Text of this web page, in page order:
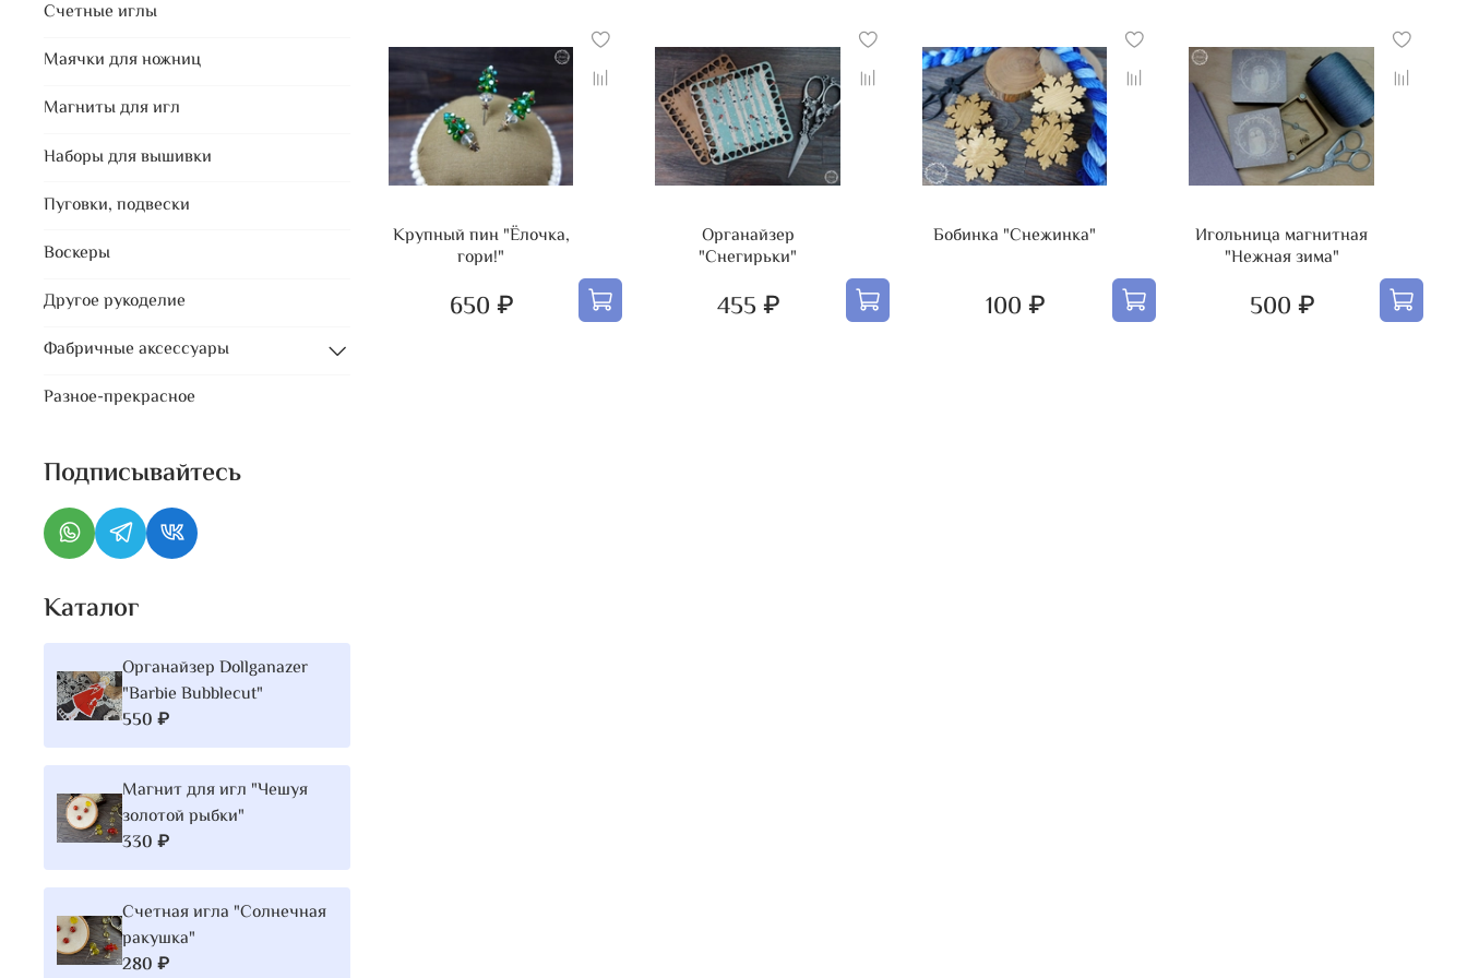
Крупный пин "Ёлочка,
гори!"
650 ₽
Органайзер
"Снегирьки"
455 ₽
Бобинка "Снежинка"
100 ₽
Игольница магнитная
"Нежная зима"
500 ₽
Счетные иглы
Маячки для ножниц
Магниты для игл
Наборы для вышивки
Пуговки, подвески
Воскеры
Другое рукоделие
Фабричные аксессуары
Разное-прекрасное
Подписывайтесь
Каталог
Органайзер Dollganazer
"Barbie Bubblecut"
550 ₽
Магнит для игл "Чешуя
золотой рыбки"
330 ₽
Счетная игла "Солнечная
ракушка"
280 ₽